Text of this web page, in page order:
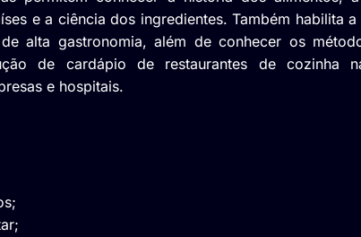
e a ciência dos ingredientes. Também habilita
alta gastronomia, além de conhecer os
de cardápio de restaurantes de cozinha
e hospitais.